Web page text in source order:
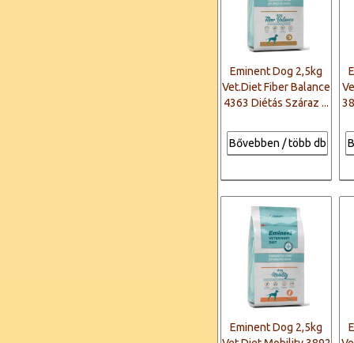
Eminent Dog 2,5kg
Vet.Diet Fiber Balance
4363 Diétás Száraz ...
Bővebben / több db
Eminent Dog 2,5kg